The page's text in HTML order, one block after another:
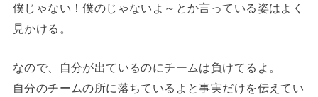
僕じゃない！僕のじゃないよ～とか言っている姿はよく
見かける。
なので、自分が出ているのにチームは負けてるよ。
自分のチームの所に落ちているよと事実だけを伝えてい